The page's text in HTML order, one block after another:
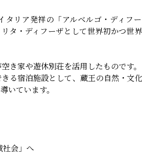
リア発祥の「アルベルゴ・ディフ
タ・ディフーザとして世界初かつ世
き家や遊休別荘を活用したものです。
る宿泊施設として、蔵王の自然・文
いています。
会」へ